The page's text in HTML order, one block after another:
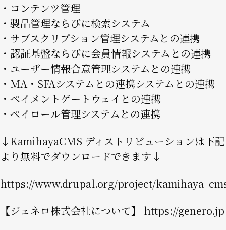
・コンテンツ管理
・製品管理ならびに検索システム
・サブスクリプション管理システムとの連携
・認証基盤ならびに会員情報システムとの連携
・ユーザー情報合意管理システムとの連携
・MA・SFAシステムとの連携システムとの連携
・ペイメントゲートウェイとの連携
・ペイロール管理システムとの連携
↓KamihayaCMS ディストリビューションは下記
より無料でダウンロードできます↓
https://www.drupal.org/project/
【ジェネロ株式会社について】 https://genero.jp